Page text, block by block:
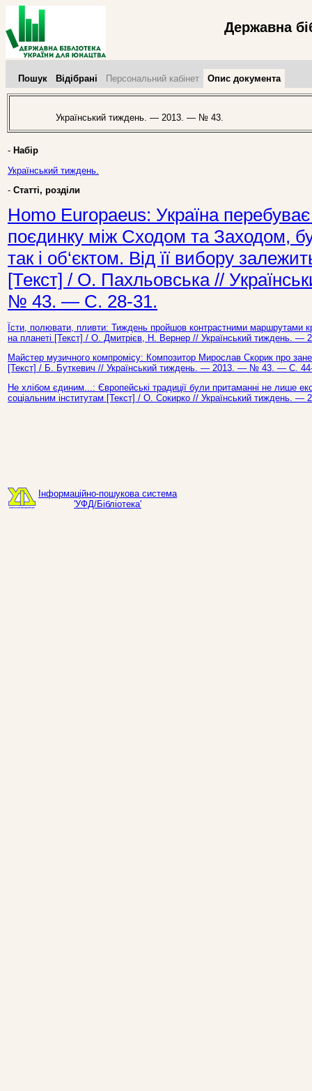
Державна
Пошук Відібрані Персональний кабінет Опис документа
Український тиждень. — 2013. — № 43.
- Набір
Український тиждень.
- Статті, розділи
Homo Europaeus: Україна перебуває
поєдинку між Сходом та Заходом,
так і об‘єктом. Від її вибору
[Текст] / О. Пахльовська //
№ 43. — С. 28-31.
Їсти, полювати, пливти: Тиждень пройшов контрастними маршрутами
на планеті [Текст] / О. Дмитрієв, Н. Вернер // Український
Майстер музичного компромісу: Композитор Мирослав Скорик про
[Текст] / Б. Буткевич // Український тиждень. — 2013. — № 43. — С.
Не хлібом єдиним...: Європейські традиції були притаманні не лише
соціальним інститутам [Текст] / О. Сокирко // Український
Інформаційно-пошукова система
'УФД/Бібліотека'